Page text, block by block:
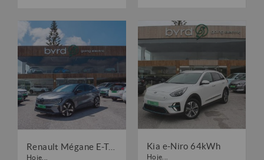
Renault Mégane E-Tech EV60 Techno Optimum Charge
Hoje...
Kia e-Niro 64kWh
Hoje...